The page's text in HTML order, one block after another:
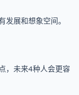
发展和想象空间。
，未来4种人会更容